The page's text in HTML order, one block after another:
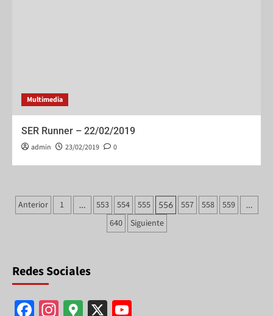
Multimedia
SER Runner – 22/02/2019
admin 23/02/2019 0
Anterior 1 … 553 554 555 556 557 558 559 …
640 Siguiente
Redes Sociales
F
In G
X